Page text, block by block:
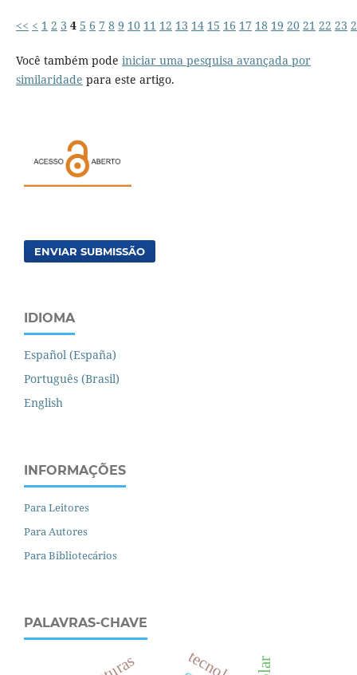
<< < 1 2 3 4 5 6 7 8 9 10 11 12 13 14 15 16 17 18 19 20 21 22 23
Você também pode iniciar uma pesquisa avançada por
similaridade para este artigo.
ENVIAR SUBMISSÃO
IDIOMA
Español (España)
Português (Brasil)
English
INFORMAÇÕES
Para Leitores
Para Autores
Para Bibliotecários
PALAVRAS-CHAVE